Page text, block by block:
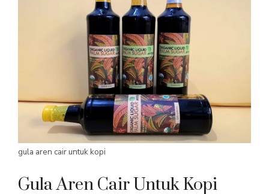
gula aren cair untuk kopi
Gula Aren Cair Untuk Kopi